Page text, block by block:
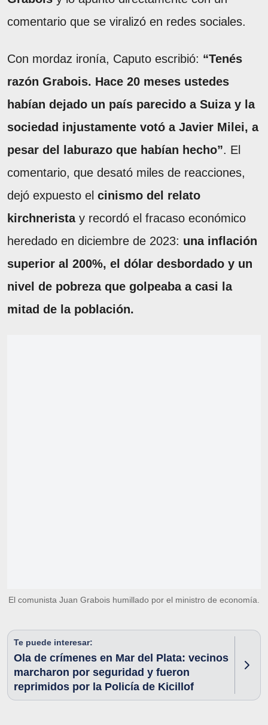
comentario que se viralizó en redes sociales.
Con mordaz ironía, Caputo escribió: “Tenés
razón Grabois. Hace 20 meses ustedes
habían dejado un país parecido a Suiza y la
sociedad injustamente votó a Javier Milei, a
pesar del laburazo que habían hecho”. El
comentario, que desató miles de reacciones,
dejó expuesto el cinismo del relato
kirchnerista y recordó el fracaso económico
heredado en diciembre de 2023: una inflación
superior al 200%, el dólar desbordado y un
nivel de pobreza que golpeaba a casi la
mitad de la población.
El comunista Juan Grabois humillado por el ministro de economía.
Te puede interesar:
Ola de crímenes en Mar del Plata: vecinos
marcharon por seguridad y fueron
reprimidos por la Policía de Kicillof